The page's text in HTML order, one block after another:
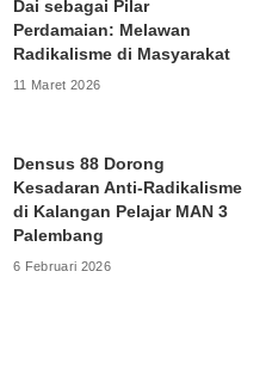
Dai sebagai Pilar
Perdamaian: Melawan
Radikalisme di Masyarakat
11 Maret 2026
Densus 88 Dorong
Kesadaran Anti-Radikalisme
di Kalangan Pelajar MAN 3
Palembang
6 Februari 2026